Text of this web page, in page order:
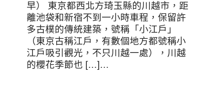
早） 東京都西北方琦玉縣的川越市，距
離池袋和新宿不到一小時車程，保留許
多古樸的傳統建築，號稱「小江戶」
（東京古稱江戶，有數個地方都號稱小
江戶吸引觀光，不只川越一處），川越
的櫻花季節也 […]…